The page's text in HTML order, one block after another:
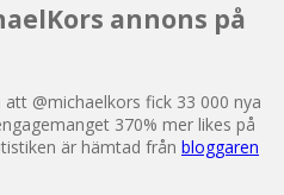
annons på
@michaelkors fick 33 000 nya
370% mer likes på
är hämtad från bloggaren